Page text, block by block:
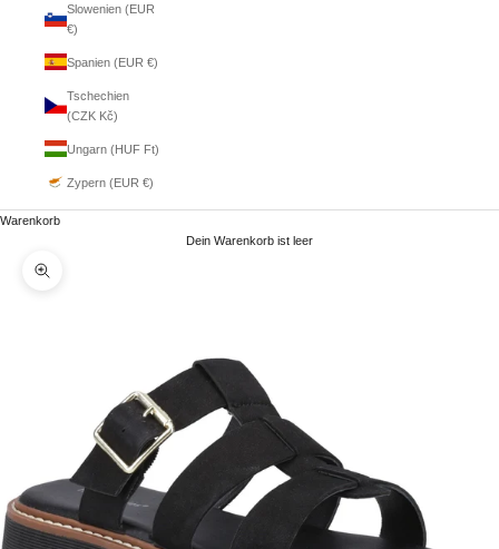
Slowenien (EUR
€)
Spanien (EUR €)
Tschechien
(CZK Kč)
Ungarn (HUF Ft)
Zypern (EUR €)
Warenkorb
Dein Warenkorb ist leer
Bild vergrößern